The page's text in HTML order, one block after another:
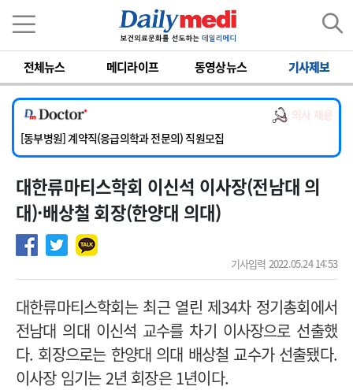
전체뉴스 메디라이프 동영상뉴스 기사제보
의사 채용
[서울아산병원] 2026년 하반기 인턴 모집
[영남대학교의료원] 마취통증의학과 임기제 임상의사 채용
[충남대학교병원] 소아청소년과(소아응급전담) 계약직 의사 공개채용
[동부병원] 계약직(응급의학과 전문의) 직원모집
[이대목동병원] 하반기 전공의(레지던트1년차) 모집
[서울아산병원] 2026년 하반기 인턴 모집
[영남대학교의료원] 마취통증의학과 임기제 임상의사 채용
대한류마티스학회 이신석 이사장(전남대 의
대)·배상철 회장(한양대 의대)
기사입력 2022.05.24 14:53
대한류마티스학회는 최근 열린 제34차 정기총회에서
전남대 의대 이신석 교수를 차기 이사장으로 선출했
다. 회장으로는 한양대 의대 배상철 교수가 선출됐다.
이사장 임기는 2년 회장은 1년이다.